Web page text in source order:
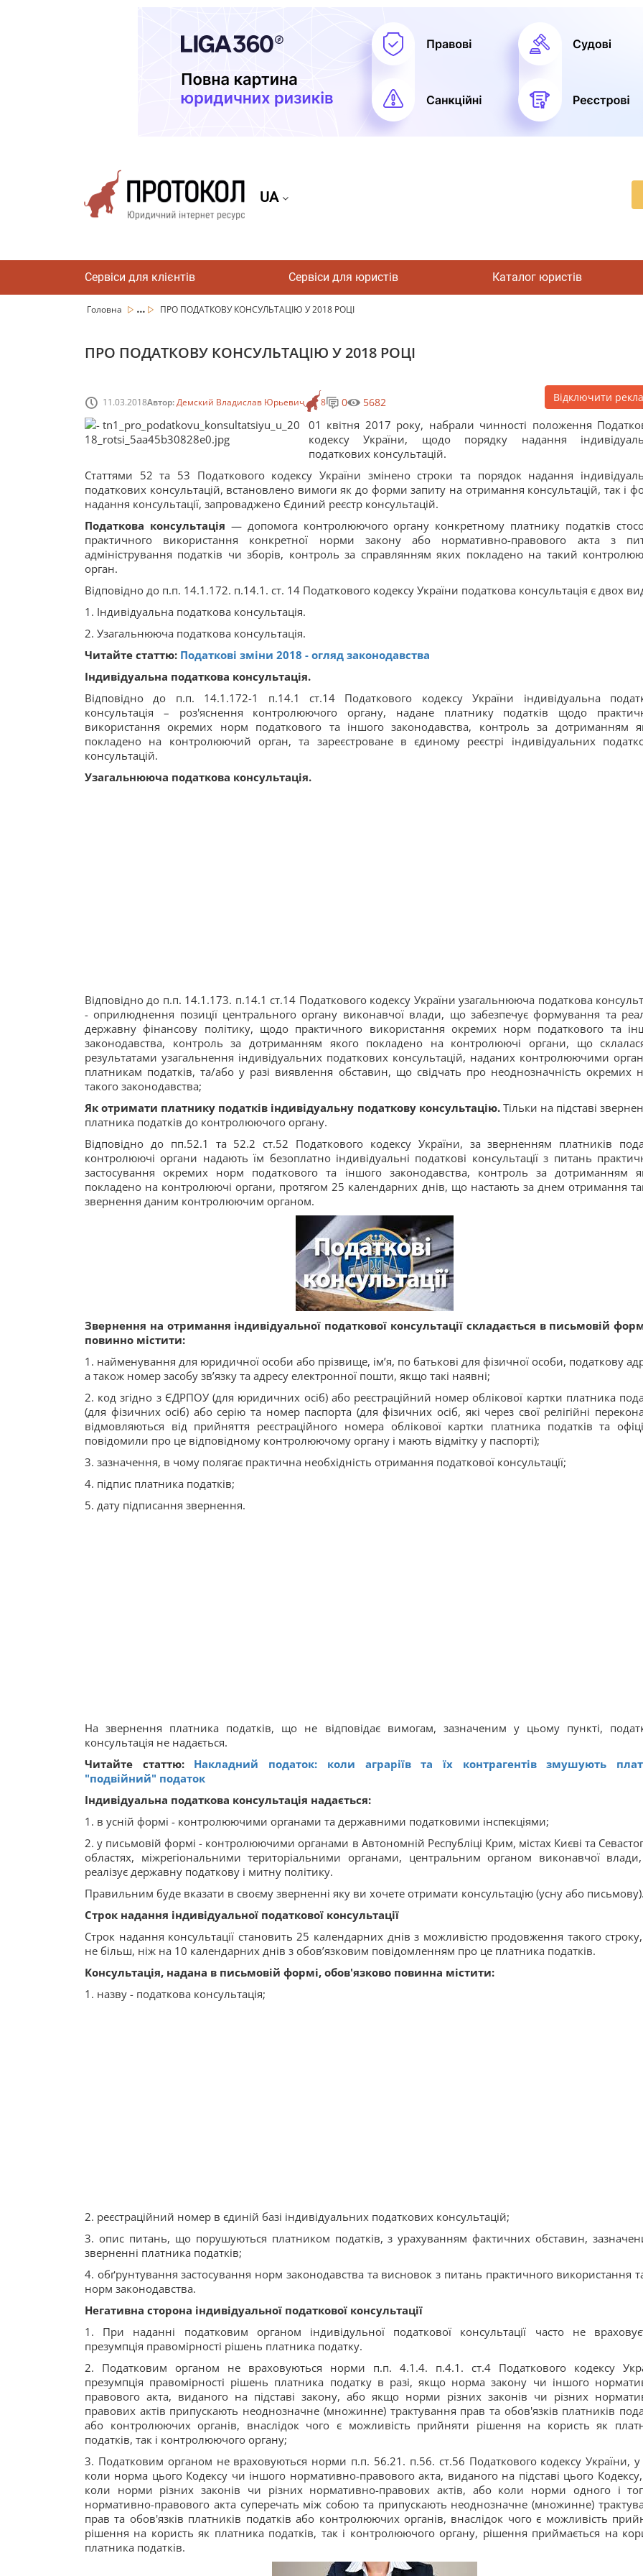
UA
Сервіси для клієнтів Сервіси для юристів Каталог юристів
Головна ... ПРО ПОДАТКОВУ КОНСУЛЬТАЦІЮ У 2018 РОЦІ
ПРО ПОДАТКОВУ КОНСУЛЬТАЦІЮ У 2018 РОЦІ
11.03.2018Автор:Демский Владислав Юрьевич 8 0 5682 Відключити
01 квітня 2017 року, набрали чинності положення
кодексу України, щодо порядку надання
податкових консультацій.
Статтями 52 та 53 Податкового кодексу України змінено строки та порядок надання
податкових консультацій, встановлено вимоги як до форми запиту на отримання консультацій, так і
надання консультації, запроваджено Єдиний реєстр консультацій.
Податкова консультація — допомога контролюючого органу конкретному платнику податків
практичного використання конкретної норми закону або нормативно-правового акта з
адміністрування податків чи зборів, контроль за справлянням яких покладено на такий
орган.
Відповідно до п.п. 14.1.172. п.14.1. ст. 14 Податкового кодексу України податкова консультація є двох
1. Індивідуальна податкова консультація.
2. Узагальнююча податкова консультація.
Читайте статтю: Податкові зміни 2018 - огляд законодавства
Індивідуальна податкова консультація.
Відповідно до п.п. 14.1.172-1 п.14.1 ст.14 Податкового кодексу України індивідуальна
консультація – роз'яснення контролюючого органу, надане платнику податків щодо
використання окремих норм податкового та іншого законодавства, контроль за дотриманням
покладено на контролюючий орган, та зареєстроване в єдиному реєстрі індивідуальних
консультацій.
Узагальнююча податкова консультація.
Відповідно до п.п. 14.1.173. п.14.1 ст.14 Податкового кодексу України узагальнююча податкова
- оприлюднення позиції центрального органу виконавчої влади, що забезпечує формування та
державну фінансову політику, щодо практичного використання окремих норм податкового та
законодавства, контроль за дотриманням якого покладено на контролюючі органи, що
результатами узагальнення індивідуальних податкових консультацій, наданих контролюючими
платникам податків, та/або у разі виявлення обставин, що свідчать про неоднозначність окремих
такого законодавства;
Як отримати платнику податків індивідуальну податкову консультацію. Тільки на підставі
платника податків до контролюючого органу.
Відповідно до пп.52.1 та 52.2 ст.52 Податкового кодексу України, за зверненням платників
контролюючі органи надають їм безоплатно індивідуальні податкові консультації з питань
застосування окремих норм податкового та іншого законодавства, контроль за дотриманням
покладено на контролюючі органи, протягом 25 календарних днів, що настають за днем отримання
звернення даним контролюючим органом.
Звернення на отримання індивідуальної податкової консультації складається в письмовій
повинно містити:
1. найменування для юридичної особи або прізвище, ім’я, по батькові для фізичної особи, податкову
а також номер засобу зв’язку та адресу електронної пошти, якщо такі наявні;
2. код згідно з ЄДРПОУ (для юридичних осіб) або реєстраційний номер облікової картки платника
(для фізичних осіб) або серію та номер паспорта (для фізичних осіб, які через свої релігійні
відмовляються від прийняття реєстраційного номера облікової картки платника податків та
повідомили про це відповідному контролюючому органу і мають відмітку у паспорті);
3. зазначення, в чому полягає практична необхідність отримання податкової консультації;
4. підпис платника податків;
5. дату підписання звернення.
На звернення платника податків, що не відповідає вимогам, зазначеним у цьому пункті,
консультація не надається.
Читайте статтю: Накладний податок: коли аграріїв та їх контрагентів змушують
"подвійний" податок
Індивідуальна податкова консультація надається:
1. в усній формі - контролюючими органами та державними податковими інспекціями;
2. у письмовій формі - контролюючими органами в Автономній Республіці Крим, містах Києві та
областях, міжрегіональними територіальними органами, центральним органом виконавчої
реалізує державну податкову і митну політику.
Правильним буде вказати в своєму зверненні яку ви хочете отримати консультацію (усну або письмову).
Строк надання індивідуальної податкової консультації
Строк надання консультації становить 25 календарних днів з можливістю продовження такого
не більш, ніж на 10 календарних днів з обов’язковим повідомленням про це платника податків.
Консультація, надана в письмовій формі, обов'язково повинна містити:
1. назву - податкова консультація;
2. реєстраційний номер в єдиній базі індивідуальних податкових консультацій;
3. опис питань, що порушуються платником податків, з урахуванням фактичних обставин,
зверненні платника податків;
4. обґрунтування застосування норм законодавства та висновок з питань практичного використання
норм законодавства.
Негативна сторона індивідуальної податкової консультації
1. При наданні податковим органом індивідульної податкової консультації часто не
презумпція правомірності рішень платника податку.
2. Податковим органом не враховуються норми п.п. 4.1.4. п.4.1. ст.4 Податкового кодексу
презумпція правомірності рішень платника податку в разі, якщо норма закону чи іншого
правового акта, виданого на підставі закону, або якщо норми різних законів чи різних
правових актів припускають неоднозначне (множинне) трактування прав та обов'язків платників
або контролюючих органів, внаслідок чого є можливість прийняти рішення на користь як
податків, так і контролюючого органу;
3. Податковим органом не враховуються норми п.п. 56.21. п.56. ст.56 Податкового кодексу України, у
коли норма цього Кодексу чи іншого нормативно-правового акта, виданого на підставі цього
коли норми різних законів чи різних нормативно-правових актів, або коли норми одного і
нормативно-правового акта суперечать між собою та припускають неоднозначне (множинне)
прав та обов'язків платників податків або контролюючих органів, внаслідок чого є можливість
рішення на користь як платника податків, так і контролюючого органу, рішення приймається на
платника податків.